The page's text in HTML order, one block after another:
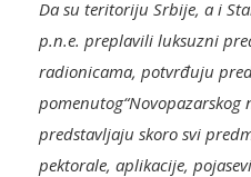
Da su teritoriju Srbije, a i
p.n.e. preplavili luksuzni
radionicama, potvrđuju
pomenutog“Novopazarskog
predstavljaju skoro svi
pektorale, aplikacije,